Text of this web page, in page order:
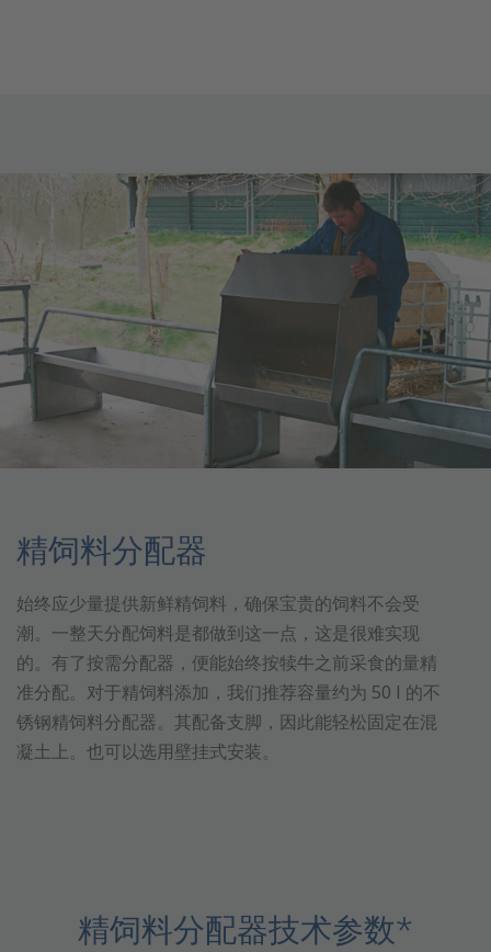
精饲料分配器
始终应少量提供新鲜精饲料，确保宝贵的饲料不会受
潮。一整天分配饲料是都做到这一点，这是很难实现
的。有了按需分配器，便能始终按犊牛之前采食的量精
准分配。对于精饲料添加，我们推荐容量约为 50 l 的不
锈钢精饲料分配器。其配备支脚，因此能轻松固定在混
凝土上。也可以选用壁挂式安装。
精饲料分配器技术参数*